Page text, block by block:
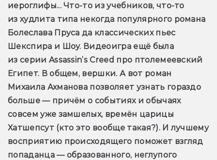
иероглифы... Что-то из учебников, что-то
из худлита типа некогда популярного романа
Болеслава Пруса да классических пьес
Шекспира и Шоу. Видеоигра ещё была
из серии Assassin’s Creed про птолемеевский
Египет. В общем, вершки. А вот роман
Михаила Ахманова позволяет узнать гораздо
больше — причём о событиях и обычаях
совсем уже замшелых, времён царицы
Хатшепсут (кто это вообще такая?). И лучшему
восприятию происходящего поможет взгляд
попаданца — образованного, неглупого